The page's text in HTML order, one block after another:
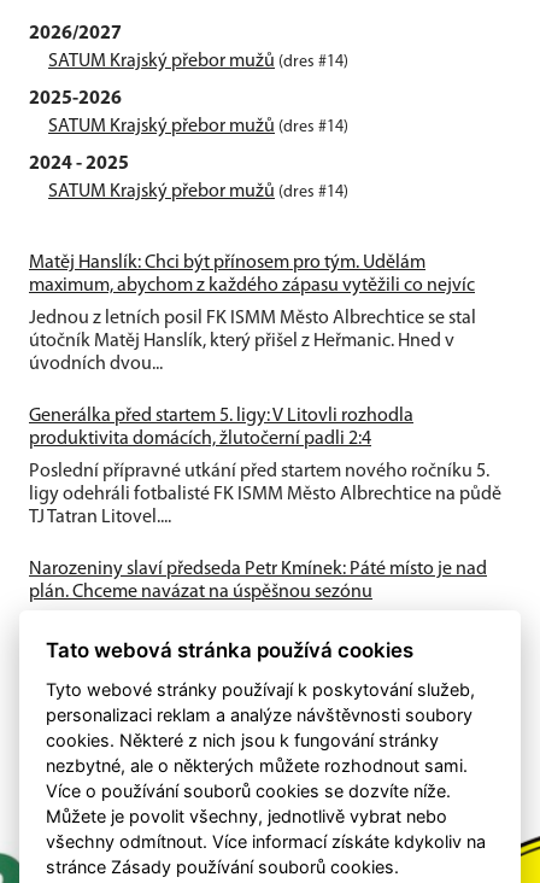
2026/2027
SATUM Krajský přebor mužů (dres #14)
2025-2026
SATUM Krajský přebor mužů (dres #14)
2024 - 2025
SATUM Krajský přebor mužů (dres #14)
Matěj Hanslík: Chci být přínosem pro tým. Udělám
maximum, abychom z každého zápasu vytěžili co nejvíc
Jednou z letních posil FK ISMM Město Albrechtice se stal
útočník Matěj Hanslík, který přišel z Heřmanic. Hned v
úvodních dvou...
Generálka před startem 5. ligy: V Litovli rozhodla
produktivita domácích, žlutočerní padli 2:4
Poslední přípravné utkání před startem nového ročníku 5.
ligy odehráli fotbalisté FK ISMM Město Albrechtice na půdě
TJ Tatran Litovel....
Narozeniny slaví předseda Petr Kmínek: Páté místo je nad
plán. Chceme navázat na úspěšnou sezónu
výsledky. A-tým obsadil výborné 5. místo, dařilo se také
Tato webová stránka používá cookies
Tyto webové stránky používají k poskytování služeb,
personalizaci reklam a analýze návštěvnosti soubory
cookies. Některé z nich jsou k fungování stránky
nezbytné, ale o některých můžete rozhodnout sami.
Více o používání souborů cookies se dozvíte níže.
Můžete je povolit všechny, jednotlivě vybrat nebo
všechny odmítnout. Více informací získáte kdykoliv na
stránce Zásady používání souborů cookies.